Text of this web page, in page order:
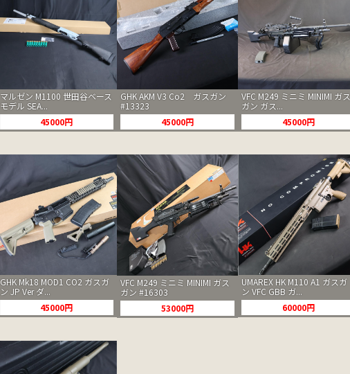
マルゼン M1100 世田谷ベース
モデル SEA...
45000円
GHK AKM V3 Co2 ガスガン
#13323
45000円
VFC M249 ミニミ MINIMI ガス
ガン ガス...
45000円
GHK Mk18 MOD1 CO2 ガスガ
ン JP Ver ダ...
45000円
VFC M249 ミニミ MINIMI ガス
ガン #16303
53000円
UMAREX HK M110 A1 ガスガ
ン VFC GBB ガ...
60000円